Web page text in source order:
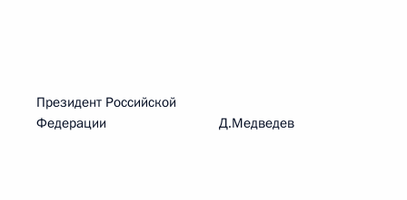
Президент Российской
Федерации Д.Медведев